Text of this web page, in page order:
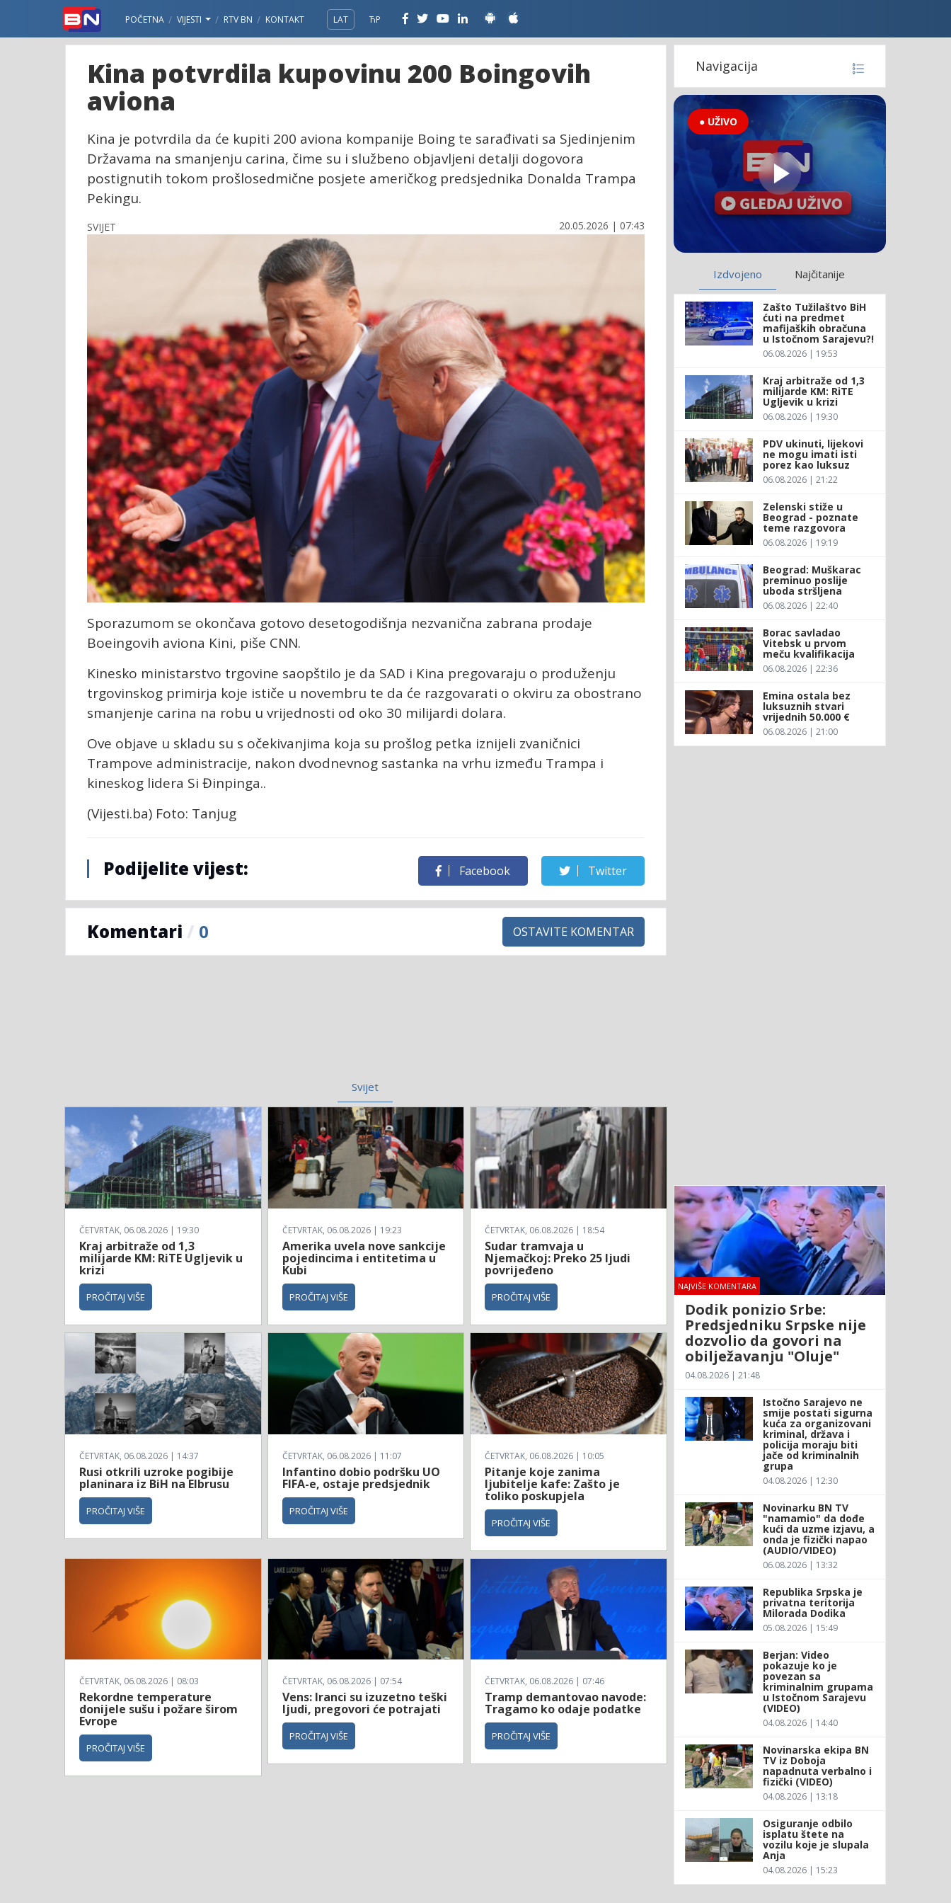
POČETNA VIJESTI RTV BN KONTAKT LAT ЋР
Kina potvrdila kupovinu 200 Boingovih
aviona
Kina je potvrdila da će kupiti 200 aviona kompanije Boing te sarađivati sa Sjedinjenim
Državama na smanjenju carina, čime su i službeno objavljeni detalji dogovora
postignutih tokom prošlosedmične posjete američkog predsjednika Donalda Trampa
Pekingu.
SVIJET 20.05.2026 | 07:43
Sporazumom se okončava gotovo desetogodišnja nezvanična zabrana prodaje
Boeingovih aviona Kini, piše CNN.
Kinesko ministarstvo trgovine saopštilo je da SAD i Kina pregovaraju o produženju
trgovinskog primirja koje ističe u novembru te da će razgovarati o okviru za obostrano
smanjenje carina na robu u vrijednosti od oko 30 milijardi dolara.
Ove objave u skladu su s očekivanjima koja su prošlog petka iznijeli zvaničnici
Trampove administracije, nakon dvodnevnog sastanka na vrhu između Trampa i
kineskog lidera Si Đinpinga..
(Vijesti.ba) Foto: Tanjug
Podijelite vijest: Facebook Twitter
Komentari / 0 OSTAVITE KOMENTAR
Svijet
ČETVRTAK, 06.08.2026 | 19:30
Kraj arbitraže od 1,3
milijarde KM: RiTE Ugljevik u
krizi
PROČITAJ VIŠE
ČETVRTAK, 06.08.2026 | 19:23
Amerika uvela nove sankcije
pojedincima i entitetima u
Kubi
PROČITAJ VIŠE
ČETVRTAK, 06.08.2026 | 18:54
Sudar tramvaja u
Njemačkoj: Preko 25 ljudi
povrijeđeno
PROČITAJ VIŠE
ČETVRTAK, 06.08.2026 | 14:37
Rusi otkrili uzroke pogibije
planinara iz BiH na Elbrusu
PROČITAJ VIŠE
ČETVRTAK, 06.08.2026 | 11:07
Infantino dobio podršku UO
FIFA-e, ostaje predsjednik
PROČITAJ VIŠE
ČETVRTAK, 06.08.2026 | 10:05
Pitanje koje zanima
ljubitelje kafe: Zašto je
toliko poskupjela
PROČITAJ VIŠE
ČETVRTAK, 06.08.2026 | 08:03
Rekordne temperature
donijele sušu i požare širom
Evrope
PROČITAJ VIŠE
ČETVRTAK, 06.08.2026 | 07:54
Vens: Iranci su izuzetno teški
ljudi, pregovori će potrajati
PROČITAJ VIŠE
ČETVRTAK, 06.08.2026 | 07:46
Tramp demantovao navode:
Tragamo ko odaje podatke
PROČITAJ VIŠE
Navigacija
● UŽIVO
Izdvojeno Najčitanije
Zašto Tužilaštvo BiH
ćuti na predmet
mafijaških obračuna
u Istočnom Sarajevu?!
06.08.2026 | 19:53
Kraj arbitraže od 1,3
milijarde KM: RiTE
Ugljevik u krizi
06.08.2026 | 19:30
PDV ukinuti, lijekovi
ne mogu imati isti
porez kao luksuz
06.08.2026 | 21:22
Zelenski stiže u
Beograd - poznate
teme razgovora
06.08.2026 | 19:19
Beograd: Muškarac
preminuo poslije
uboda stršljena
06.08.2026 | 22:40
Borac savladao
Vitebsk u prvom
meču kvalifikacija
06.08.2026 | 22:36
Emina ostala bez
luksuznih stvari
vrijednih 50.000 €
06.08.2026 | 21:00
NAJVIŠE KOMENTARA
Dodik ponizio Srbe:
Predsjedniku Srpske nije
dozvolio da govori na
obilježavanju "Oluje"
04.08.2026 | 21:48
Istočno Sarajevo ne
smije postati sigurna
kuća za organizovani
kriminal, država i
policija moraju biti
jače od kriminalnih
grupa
04.08.2026 | 12:30
Novinarku BN TV
"namamio" da dođe
kući da uzme izjavu, a
onda je fizički napao
(AUDIO/VIDEO)
06.08.2026 | 13:32
Republika Srpska je
privatna teritorija
Milorada Dodika
05.08.2026 | 15:49
Berjan: Video
pokazuje ko je
povezan sa
kriminalnim grupama
u Istočnom Sarajevu
(VIDEO)
04.08.2026 | 14:40
Novinarska ekipa BN
TV iz Doboja
napadnuta verbalno i
fizički (VIDEO)
04.08.2026 | 13:18
Osiguranje odbilo
isplatu štete na
vozilu koje je slupala
Anja
04.08.2026 | 15:23